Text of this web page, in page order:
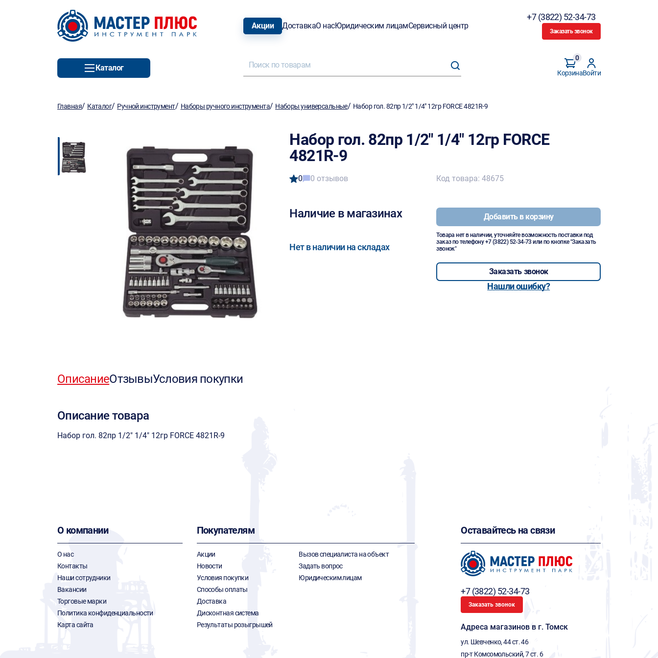
Акции ДоставкаО насЮридическим лицамСервисный центр
+7 (3822) 52-34-73
Заказать звонок
Каталог
Корзина
0
Войти
Главная/ Каталог/ Ручной инструмент/ Наборы ручного инструмента/ Наборы универсальные/ Набор гол. 82пр 1/2" 1/4" 12гр FORCE 4821R-9
Набор гол. 82пр 1/2" 1/4" 12гр FORCE
4821R-9
0 0 отзывов
Наличие в магазинах
Нет в наличии на складах
Код товара: 48675
Добавить в корзину
Товара нет в наличии, уточняйте возможность поставки под
заказ по телефону+7 (3822) 52-34-73 или по кнопке "Заказать
звонок"
Заказать звонок
Нашли ошибку?
ОписаниеОтзывыУсловия покупки
Описание товара
Набор гол. 82пр 1/2" 1/4" 12гр FORCE 4821R-9
О компании
О нас
Контакты
Наши сотрудники
Вакансии
Торговые марки
Политика конфиденциальности
Карта сайта
Покупателям
Акции
Новости
Условия покупки
Способы оплаты
Доставка
Дисконтная система
Результаты розыгрышей
Вызов специалиста на объект
Задать вопрос
Юридическим лицам
Оставайтесь на связи
+7 (3822) 52-34-73
Заказать звонок
Адреса магазинов в г. Томск
ул. Шевченко, 44 ст. 46
пр-т Комсомольский, 7 ст. 6